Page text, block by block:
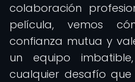
colaboración
película, vemos
confianza mutua y
un equipo
cualquier desafío